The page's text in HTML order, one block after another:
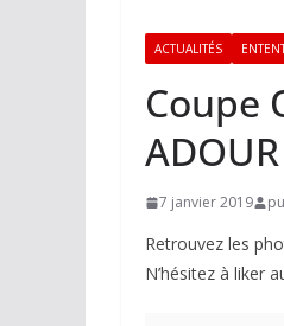
ACTUALITÉS
Coupe
7 janvier 2019
Retrouvez les
N’hésitez à liker